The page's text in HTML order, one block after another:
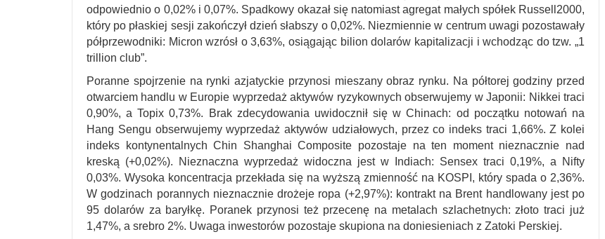
odpowiednio o 0,02% i 0,07%. Spadkowy okazał się natomiast agregat małych spółek Russell2000,
który po płaskiej sesji zakończył dzień słabszy o 0,02%. Niezmiennie w centrum uwagi pozostawały
półprzewodniki: Micron wzrósł o 3,63%, osiągając bilion dolarów kapitalizacji i wchodząc do tzw. „1
trillion club”.
Poranne spojrzenie na rynki azjatyckie przynosi mieszany obraz rynku. Na półtorej godziny przed
otwarciem handlu w Europie wyprzedaż aktywów ryzykownych obserwujemy w Japonii: Nikkei traci
0,90%, a Topix 0,73%. Brak zdecydowania uwidocznił się w Chinach: od początku notowań na
Hang Sengu obserwujemy wyprzedaż aktywów udziałowych, przez co indeks traci 1,66%. Z kolei
indeks kontynentalnych Chin Shanghai Composite pozostaje na ten moment nieznacznie nad
kreską (+0,02%). Nieznaczna wyprzedaż widoczna jest w Indiach: Sensex traci 0,19%, a Nifty
0,03%. Wysoka koncentracja przekłada się na wyższą zmienność na KOSPI, który spada o 2,36%.
W godzinach porannych nieznacznie drożeje ropa (+2,97%): kontrakt na Brent handlowany jest po
95 dolarów za baryłkę. Poranek przynosi też przecenę na metalach szlachetnych: złoto traci już
1,47%, a srebro 2%. Uwaga inwestorów pozostaje skupiona na doniesieniach z Zatoki Perskiej.